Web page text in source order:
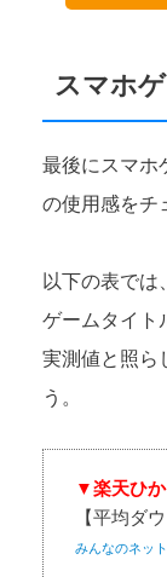
スマホ
最後にスマホ
の使用感をチ
以下の表では
ゲームタイト
実測値と照ら
う。
▼楽天ひ
【平均ダ
みんなのネッ